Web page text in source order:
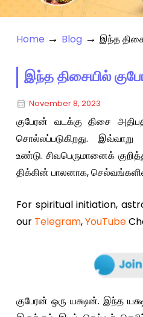
Home → Blog → இந்த
இந்த திசையில்
November 8, 2023
குபேரன் வடக்கு திசை
சொல்லப்படுகிறது.
உண்டு. சிவபெருமானைக்
திக்கின் பாலனாக,
For spiritual initiation,
our Telegram,YouTube
குபேரன் ஒரு யக்ஷன். இந்த